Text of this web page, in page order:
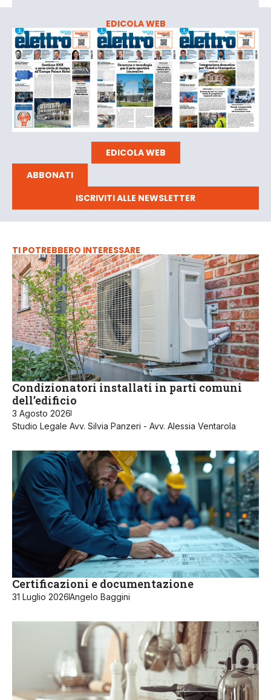
EDICOLA WEB
EDICOLA WEB
ABBONATI
ISCRIVITI ALLE NEWSLETTER
TI POTREBBERO INTERESSARE
Condizionatori installati in parti comuni
dell’edificio
3 Agosto 2026
Studio Legale Avv. Silvia Panzeri - Avv. Alessia Ventarola
Certificazioni e documentazione
31 Luglio 2026Angelo Baggini